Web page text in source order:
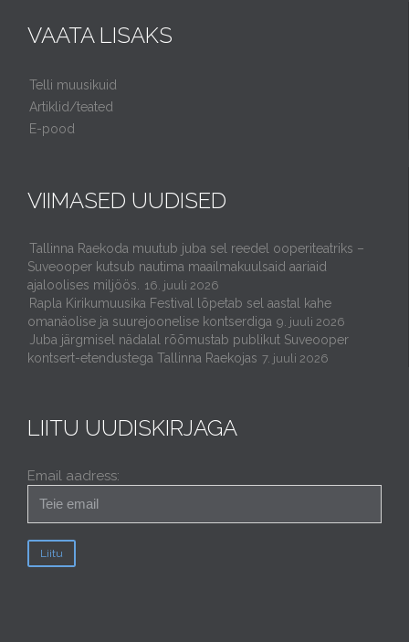
VAATA LISAKS
Telli muusikuid
Artiklid/teated
E-pood
VIIMASED UUDISED
Tallinna Raekoda muutub juba sel reedel ooperiteatriks –
Suveooper kutsub nautima maailmakuulsaid aariaid
ajaloolises miljöös.
16. juuli 2026
Rapla Kirikumuusika Festival lõpetab sel aastal kahe
omanäolise ja suurejoonelise kontserdiga 9. juuli 2026
Juba järgmisel nädalal rõõmustab publikut Suveooper
kontsert-etendustega Tallinna Raekojas 7. juuli 2026
LIITU UUDISKIRJAGA
Email aadress: